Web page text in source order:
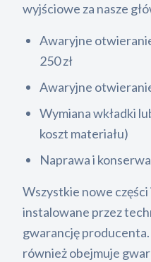
wyjściowe za nasze
Awaryjne
250 zł
Awaryjne
Wymiana wkładki
koszt materiału)
Naprawa i
Wszystkie nowe
instalowane przez
gwarancję
również obejmuje